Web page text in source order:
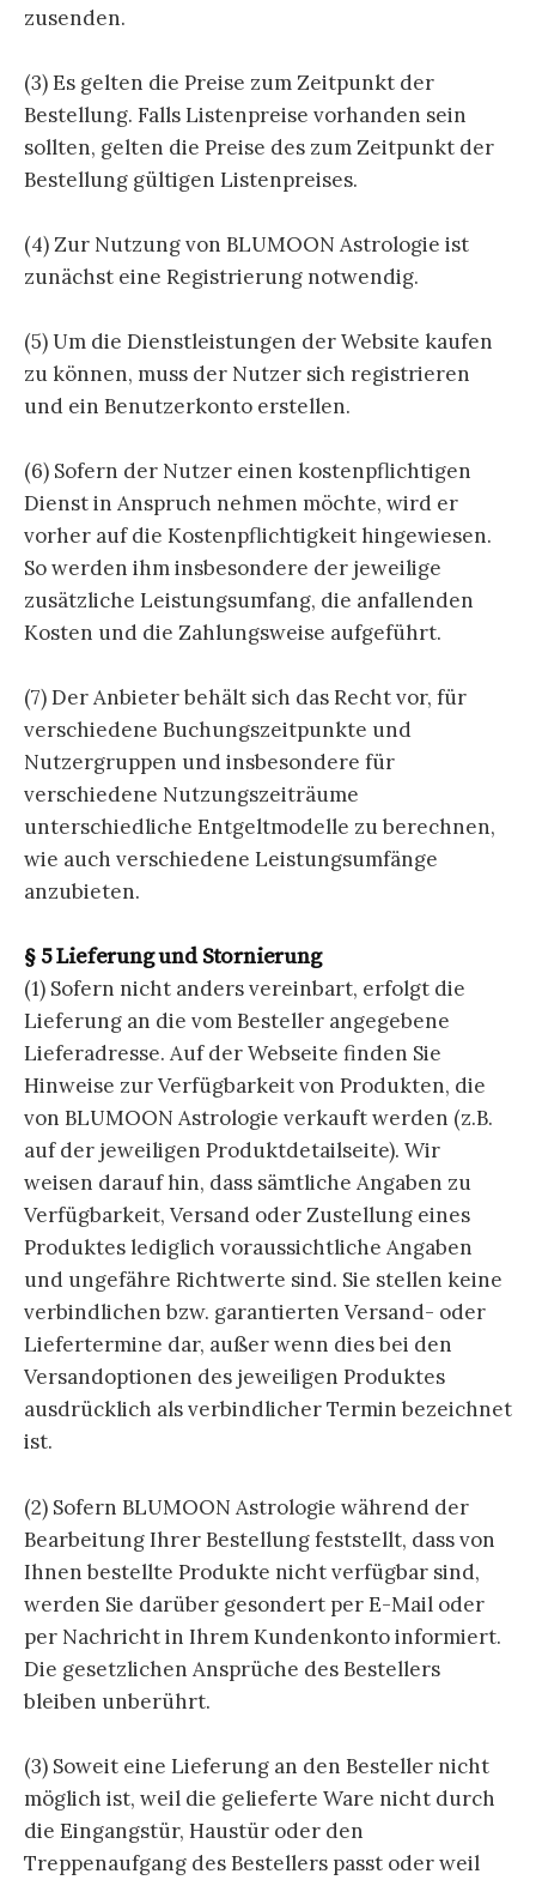
zusenden.
(3) Es gelten die Preise zum Zeitpunkt der
Bestellung. Falls Listenpreise vorhanden sein
sollten, gelten die Preise des zum Zeitpunkt der
Bestellung gültigen Listenpreises.
(4) Zur Nutzung von BLUMOON Astrologie ist
zunächst eine Registrierung notwendig.
(5) Um die Dienstleistungen der Website kaufen
zu können, muss der Nutzer sich registrieren
und ein Benutzerkonto erstellen.
(6) Sofern der Nutzer einen kostenpflichtigen
Dienst in Anspruch nehmen möchte, wird er
vorher auf die Kostenpflichtigkeit hingewiesen.
So werden ihm insbesondere der jeweilige
zusätzliche Leistungsumfang, die anfallenden
Kosten und die Zahlungsweise aufgeführt.
(7) Der Anbieter behält sich das Recht vor, für
verschiedene Buchungszeitpunkte und
Nutzergruppen und insbesondere für
verschiedene Nutzungszeiträume
unterschiedliche Entgeltmodelle zu berechnen,
wie auch verschiedene Leistungsumfänge
anzubieten.
§ 5 Lieferung und Stornierung
(1) Sofern nicht anders vereinbart, erfolgt die
Lieferung an die vom Besteller angegebene
Lieferadresse. Auf der Webseite finden Sie
Hinweise zur Verfügbarkeit von Produkten, die
von BLUMOON Astrologie verkauft werden (z.B.
auf der jeweiligen Produktdetailseite). Wir
weisen darauf hin, dass sämtliche Angaben zu
Verfügbarkeit, Versand oder Zustellung eines
Produktes lediglich voraussichtliche Angaben
und ungefähre Richtwerte sind. Sie stellen keine
verbindlichen bzw. garantierten Versand- oder
Liefertermine dar, außer wenn dies bei den
Versandoptionen des jeweiligen Produktes
ausdrücklich als verbindlicher Termin bezeichnet
ist.
(2) Sofern BLUMOON Astrologie während der
Bearbeitung Ihrer Bestellung feststellt, dass von
Ihnen bestellte Produkte nicht verfügbar sind,
werden Sie darüber gesondert per E-Mail oder
per Nachricht in Ihrem Kundenkonto informiert.
Die gesetzlichen Ansprüche des Bestellers
bleiben unberührt.
(3) Soweit eine Lieferung an den Besteller nicht
möglich ist, weil die gelieferte Ware nicht durch
die Eingangstür, Haustür oder den
Treppenaufgang des Bestellers passt oder weil